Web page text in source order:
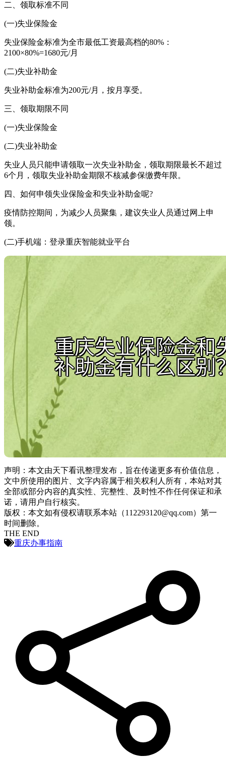
二、领取标准不同
(一)失业保险金
失业保险金标准为全市最低工资最高档的80%：
2100×80%=1680元/月
(二)失业补助金
失业补助金标准为200元/月，按月享受。
三、领取期限不同
(一)失业保险金
(二)失业补助金
失业人员只能申请领取一次失业补助金，领取期限最长不超过
6个月，领取失业补助金期限不核减参保缴费年限。
四、如何申领失业保险金和失业补助金呢?
疫情防控期间，为减少人员聚集，建议失业人员通过网上申
领。
(二)手机端：登录重庆智能就业平台
声明：本文由天下看讯整理发布，旨在传递更多有价值信息，
文中所使用的图片、文字内容属于相关权利人所有，本站对其
全部或部分内容的真实性、完整性、及时性不作任何保证和承
诺，请用户自行核实。
版权：本文如有侵权请联系本站（112293120@qq.com）第一
时间删除。
THE END
重庆办事指南